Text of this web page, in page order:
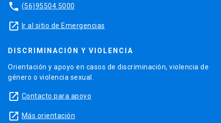
phone (56)95504 5000
launch Ir al sitio de Emergencias
DISCRIMINACIÓN Y VIOLENCIA
Orientación y apoyo en casos de discriminación, violencia de
género o violencia sexual.
launch Contacto para apoyo
launch Más orientación